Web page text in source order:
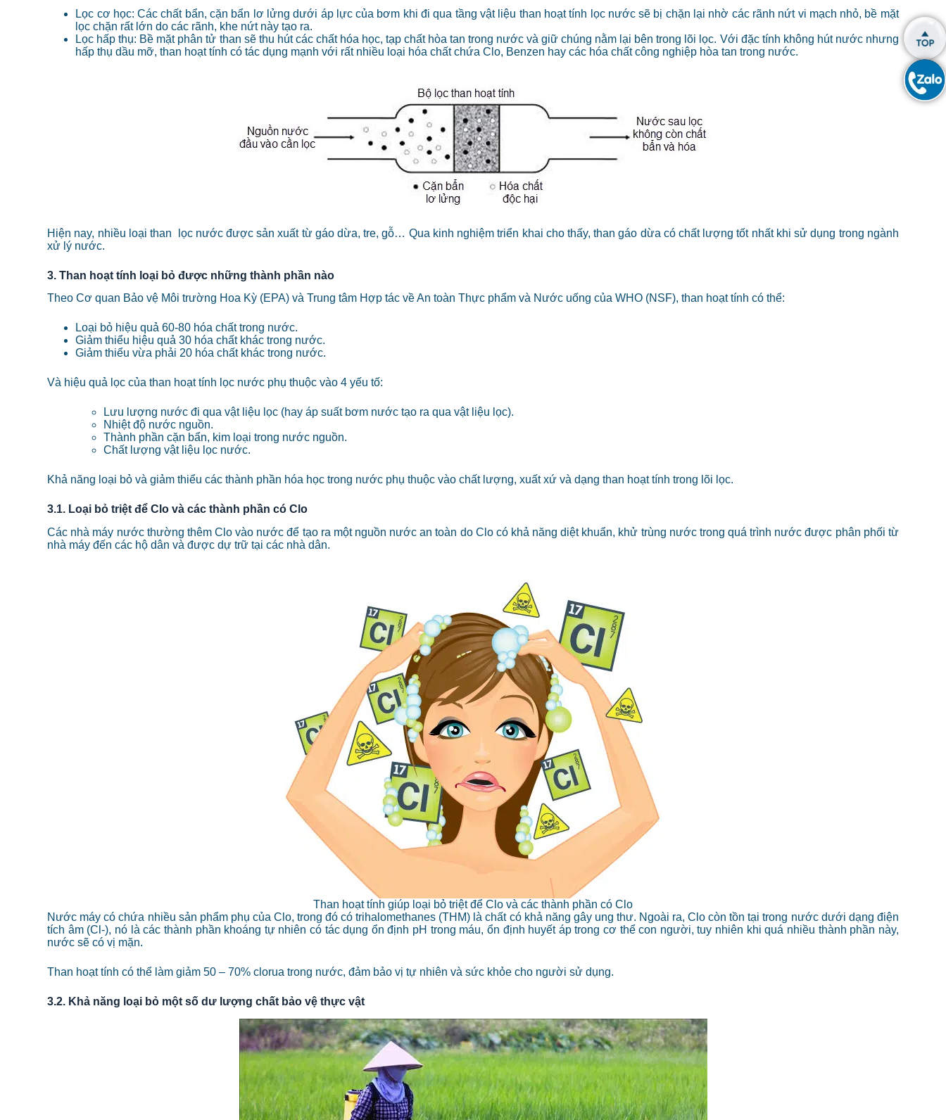
Lọc cơ học: Các chất bẩn, cặn bẩn lơ lửng dưới áp lực của bơm khi đi qua tầng vật liệu than hoạt tính lọc nước sẽ bị chặn lại nhờ các rãnh nứt vi mạch nhỏ, bề mặt
lọc chặn rất lớn do các rãnh, khe nứt này tạo ra.
Lọc hấp thụ: Bề mặt phân tử than sẽ thu hút các chất hóa học, tạp chất hòa tan trong nước và giữ chúng nằm lại bên trong lõi lọc. Với đặc tính không hút nước nhưng
hấp thụ dầu mỡ, than hoạt tính có tác dụng mạnh với rất nhiều loại hóa chất chứa Clo, Benzen hay các hóa chất công nghiệp hòa tan trong nước.
Hiện nay, nhiều loại than lọc nước được sản xuất từ gáo dừa, tre, gỗ… Qua kinh nghiệm triển khai cho thấy, than gáo dừa có chất lượng tốt nhất khi sử dụng trong ngành
xử lý nước.
3. Than hoạt tính loại bỏ được những thành phần nào
Theo Cơ quan Bảo vệ Môi trường Hoa Kỳ (EPA) và Trung tâm Hợp tác về An toàn Thực phẩm và Nước uống của WHO (NSF), than hoạt tính có thể:
Loại bỏ hiệu quả 60-80 hóa chất trong nước.
Giảm thiểu hiệu quả 30 hóa chất khác trong nước.
Giảm thiểu vừa phải 20 hóa chất khác trong nước.
Và hiệu quả lọc của than hoạt tính lọc nước phụ thuộc vào 4 yếu tố:
Lưu lượng nước đi qua vật liệu lọc (hay áp suất bơm nước tạo ra qua vật liệu lọc).
Nhiệt độ nước nguồn.
Thành phần cặn bẩn, kim loại trong nước nguồn.
Chất lượng vật liệu lọc nước.
Khả năng loại bỏ và giảm thiểu các thành phần hóa học trong nước phụ thuộc vào chất lượng, xuất xứ và dạng than hoạt tính trong lõi lọc.
3.1. Loại bỏ triệt để Clo và các thành phần có Clo
Các nhà máy nước thường thêm Clo vào nước để tạo ra một nguồn nước an toàn do Clo có khả năng diệt khuẩn, khử trùng nước trong quá trình nước được phân phối từ
nhà máy đến các hộ dân và được dự trữ tại các nhà dân.
Than hoạt tính giúp loại bỏ triệt để Clo và các thành phần có Clo
Nước máy có chứa nhiều sản phẩm phụ của Clo, trong đó có trihalomethanes (THM) là chất có khả năng gây ung thư. Ngoài ra, Clo còn tồn tại trong nước dưới dạng điện
tích âm (Cl-), nó là các thành phần khoáng tự nhiên có tác dụng ổn định pH trong máu, ổn định huyết áp trong cơ thể con người, tuy nhiên khi quá nhiều thành phần này,
nước sẽ có vị mặn.
Than hoạt tính có thể làm giảm 50 – 70% clorua trong nước, đảm bảo vị tự nhiên và sức khỏe cho người sử dụng.
3.2. Khả năng loại bỏ một số dư lượng chất bảo vệ thực vật